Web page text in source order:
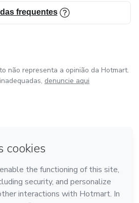
frequentes
não representa a opinião da Hotmart.
denuncie aqui